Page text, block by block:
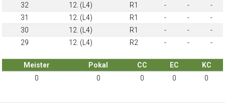
32
12. (L4) R1 - -
-
31
12. (L4) R1 - -
-
30
12. (L4) R1 - -
-
29
12. (L4) R2 - - -
Meister Pokal CC EC
KC
0
0 0 0 0